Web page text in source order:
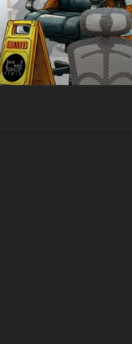
跳
至
主
要
內
容